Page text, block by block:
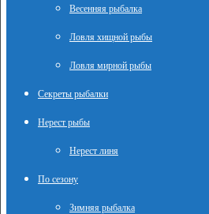
Весенняя рыбалка
Ловля хищной рыбы
Ловля мирной рыбы
Секреты рыбалки
Нерест рыбы
Нерест линя
По сезону
Зимняя рыбалка